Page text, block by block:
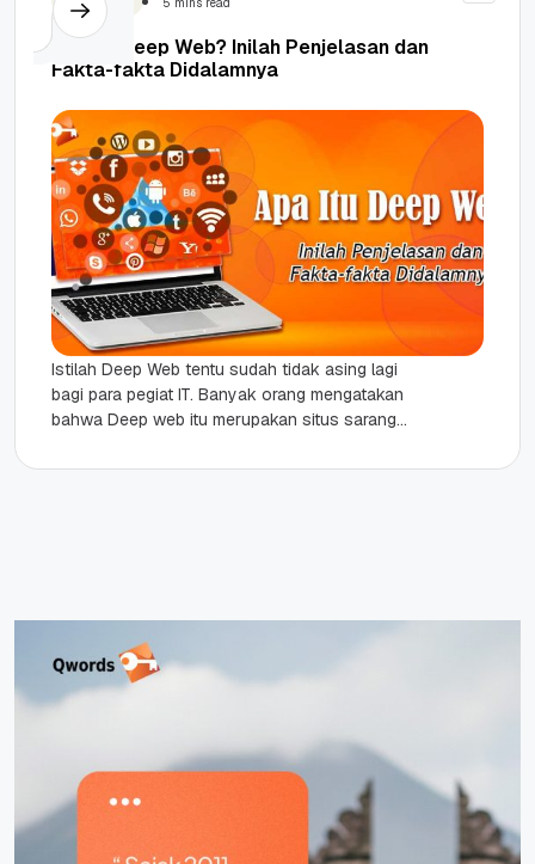
Apa Itu Deep Web? Inilah Penjelasan dan
Fakta-fakta Didalamnya
Istilah Deep Web tentu sudah tidak asing lagi
bagi para pegiat IT. Banyak orang mengatakan
bahwa Deep web itu merupakan situs sarang